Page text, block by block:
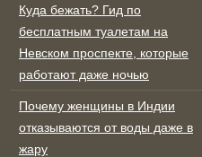
Куда бежать? Гид по
бесплатным туалетам на
Невском проспекте, которые
работают даже ночью
Почему женщины в Индии
отказываются от воды даже в
жару